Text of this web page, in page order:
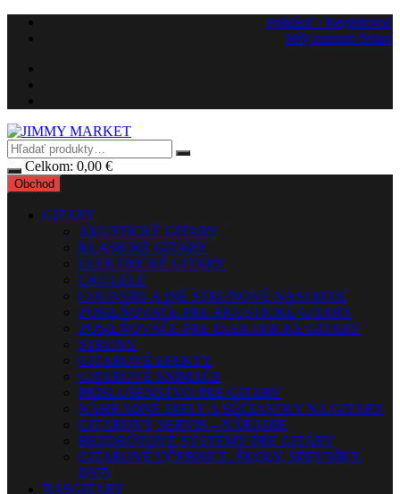
Preskočiť
Prihlásiť / Registrovať
Môj zoznam želaní
Celkom: 0,00 €
Obchod
GITARY
AKUSTICKÉ GITARY
KLASICKÉ GITARY
ELEKTRICKÉ GITARY
UKULELE
COUNTRY A INÉ STRUNOVÉ NÁSTROJE
ZOSILŇOVAČE PRE AKUSTICKÉ GITARY
ZOSILŇOVAČE PRE ELEKTRICKÉ GITARY
STRUNY
GITAROVÉ EFEKTY
GITAROVÉ SNÍMAČE
PRÍSLUŠENSTVO PRE GITARY
NÁHRADNÉ DIELY A SÚČIASTKY NA GITARY
GITAROVÝ SERVIS – NÁRADIE
BEZDRÔTOVÉ SYSTÉMY PRE GITARY
GITAROVÉ UČEBNICE, ŠKOLY, SPEVNÍKY,
DVD
BASGITARY